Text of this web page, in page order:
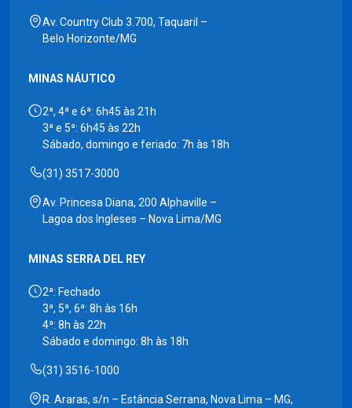
Av. Country Club 3.700, Taquaril –
Belo Horizonte/MG
MINAS NÁUTICO
2ª, 4ª e 6ª: 6h45 às 21h
3ª e 5ª: 6h45 às 22h
Sábado, domingo e feriado: 7h às 18h
(31) 3517-3000
Av. Princesa Diana, 200 Alphaville –
Lagoa dos Ingleses – Nova Lima/MG
MINAS SERRA DEL REY
2ª: Fechado
3ª, 5ª, 6ª: 8h às 16h
4ª: 8h às 22h
Sábado e domingo: 8h às 18h
(31) 3516-1000
R. Araras, s/n – Estância Serrana, Nova Lima – MG,